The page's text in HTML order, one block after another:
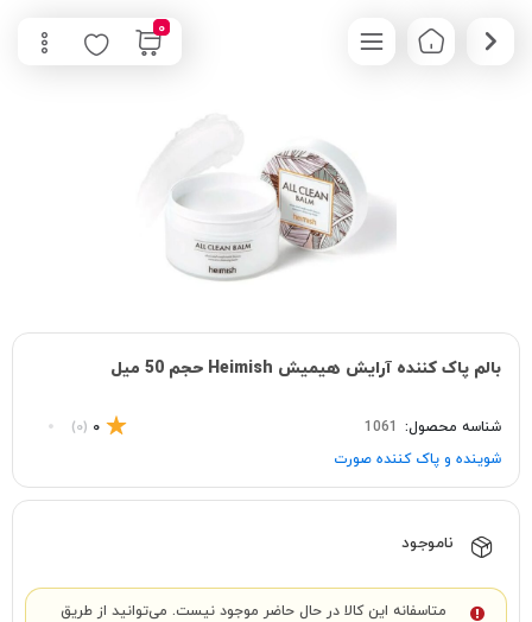
0
بالم پاک کننده آرایش هیمیش Heimish حجم 50 میل
شناسه محصول: 1061
0
(0)
شوینده و پاک‌ کننده صورت
ناموجود
متاسفانه این کالا در حال حاضر موجود نیست. می‌توانید از طریق